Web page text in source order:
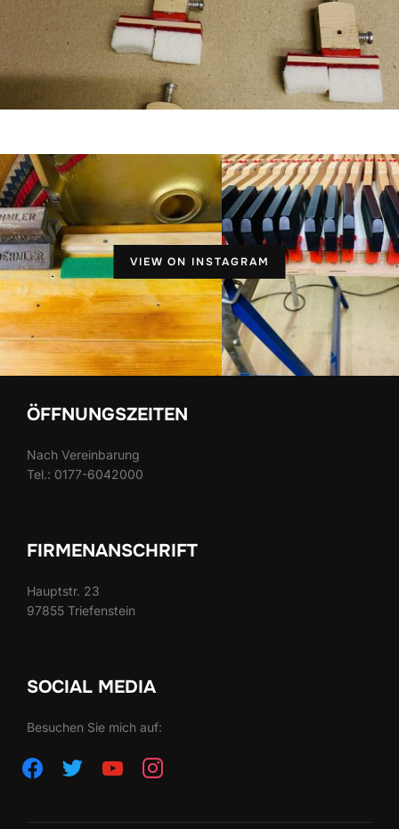
VIEW ON INSTAGRAM
ÖFFNUNGSZEITEN
Nach Vereinbarung
Tel.: 0177-6042000
FIRMENANSCHRIFT
Hauptstr. 23
97855 Triefenstein
SOCIAL MEDIA
Besuchen Sie mich auf:
facebooktwitter youtubeinstagram